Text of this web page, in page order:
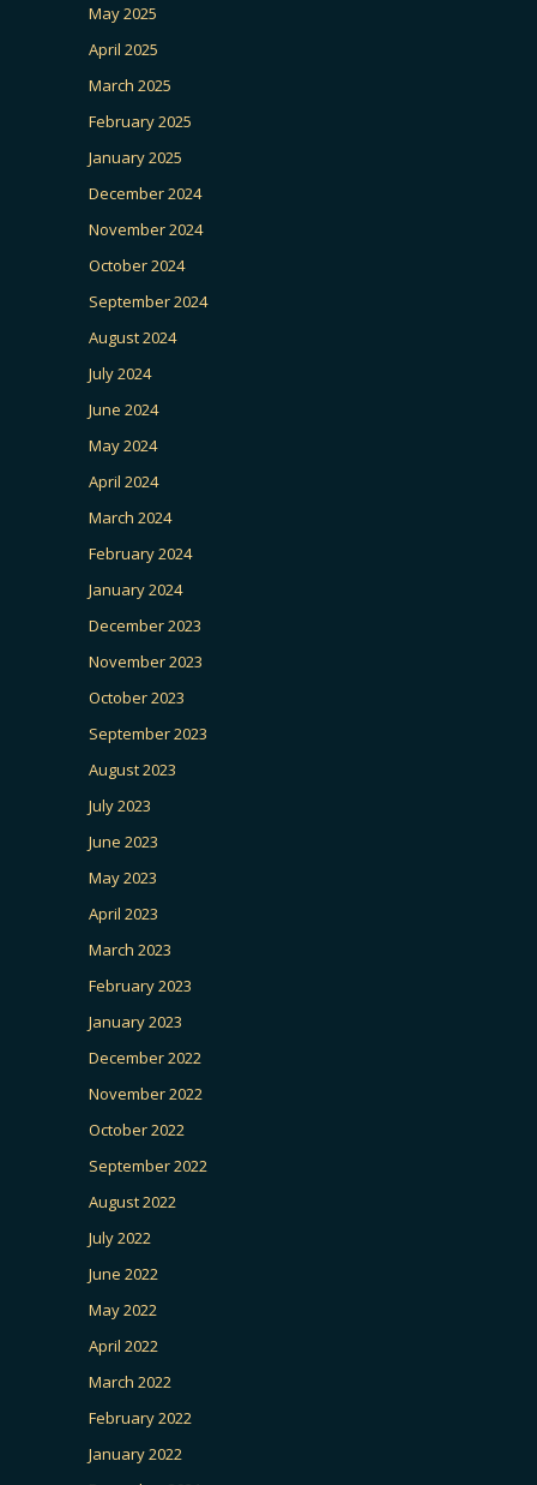
May 2025
April 2025
March 2025
February 2025
January 2025
December 2024
November 2024
October 2024
September 2024
August 2024
July 2024
June 2024
May 2024
April 2024
March 2024
February 2024
January 2024
December 2023
November 2023
October 2023
September 2023
August 2023
July 2023
June 2023
May 2023
April 2023
March 2023
February 2023
January 2023
December 2022
November 2022
October 2022
September 2022
August 2022
July 2022
June 2022
May 2022
April 2022
March 2022
February 2022
January 2022